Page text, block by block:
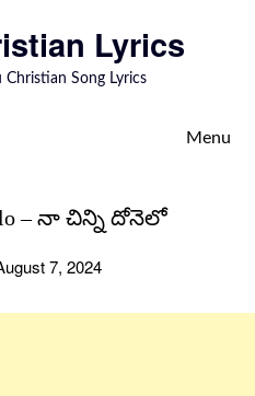
Lyrics
Christian Song Lyrics
Menu
– నా చిన్ని దోనెలో
7, 2024